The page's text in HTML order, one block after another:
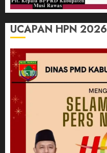
UCAPAN HPN 2026